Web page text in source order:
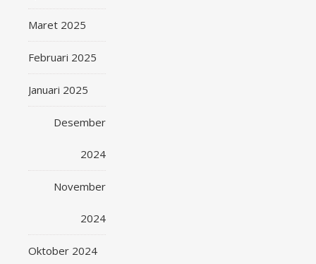
Maret 2025
Februari 2025
Januari 2025
Desember
2024
November
2024
Oktober 2024